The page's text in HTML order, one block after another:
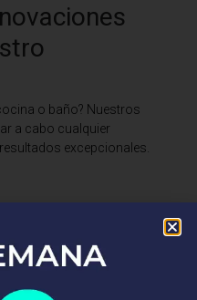
o baño? Nuestros
a cabo cualquier
excepcionales.
, brindamos una completa
o un mantenimiento